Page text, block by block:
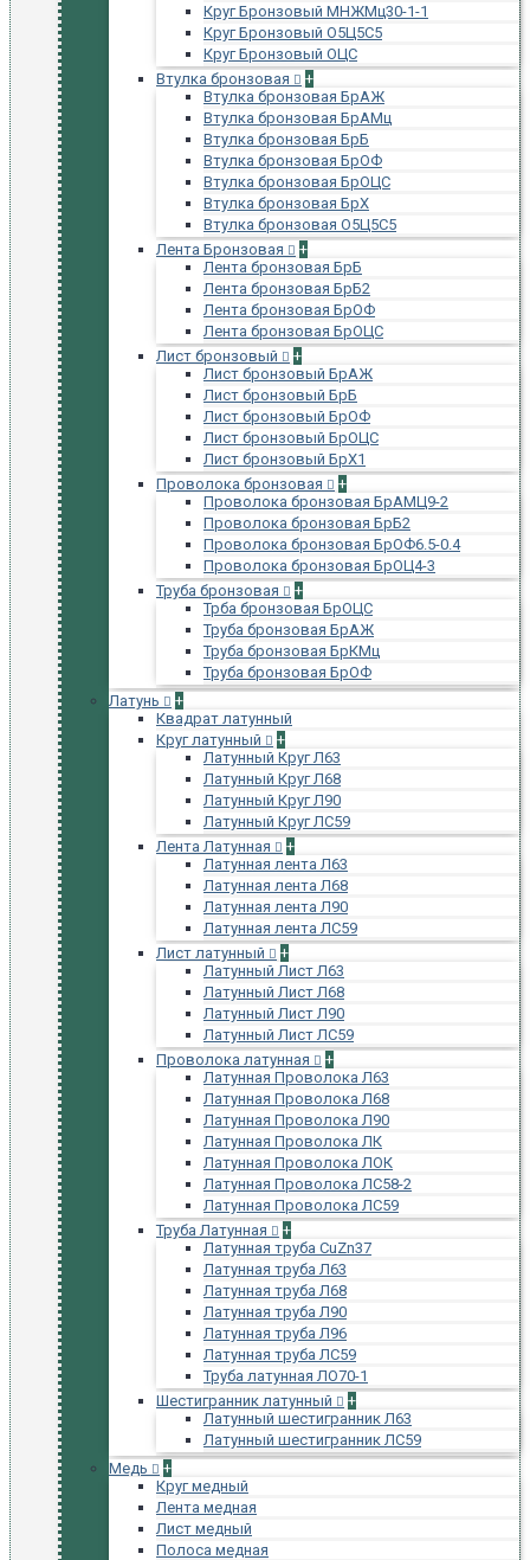
Круг Бронзовый МНЖМц30-1-1
Круг Бронзовый О5Ц5С5
Круг Бронзовый ОЦС
Втулка бронзовая
+
Втулка бронзовая БрАЖ
Втулка бронзовая БрАМц
Втулка бронзовая БрБ
Втулка бронзовая БрОФ
Втулка бронзовая БрОЦС
Втулка бронзовая БрХ
Втулка бронзовая О5Ц5С5
Лента Бронзовая
+
Лента бронзовая БрБ
Лента бронзовая БрБ2
Лента бронзовая БрОФ
Лента бронзовая БрОЦС
Лист бронзовый
+
Лист бронзовый БрАЖ
Лист бронзовый БрБ
Лист бронзовый БрОФ
Лист бронзовый БрОЦС
Лист бронзовый БрХ1
Проволока бронзовая
+
Проволока бронзовая БрАМЦ9-2
Проволока бронзовая БрБ2
Проволока бронзовая БрОФ6.5-0.4
Проволока бронзовая БрОЦ4-3
Труба бронзовая
+
Трба бронзовая БрОЦС
Труба бронзовая БрАЖ
Труба бронзовая БрКМц
Труба бронзовая БрОФ
Латунь
+
Квадрат латунный
Круг латунный
+
Латунный Круг Л63
Латунный Круг Л68
Латунный Круг Л90
Латунный Круг ЛС59
Лента Латунная
+
Латунная лента Л63
Латунная лента Л68
Латунная лента Л90
Латунная лента ЛС59
Лист латунный
+
Латунный Лист Л63
Латунный Лист Л68
Латунный Лист Л90
Латунный Лист ЛС59
Проволока латунная
+
Латунная Проволока Л63
Латунная Проволока Л68
Латунная Проволока Л90
Латунная Проволока ЛК
Латунная Проволока ЛОК
Латунная Проволока ЛС58-2
Латунная Проволока ЛС59
Труба Латунная
+
Латунная труба CuZn37
Латунная труба Л63
Латунная труба Л68
Латунная труба Л90
Латунная труба Л96
Латунная труба ЛС59
Труба латунная ЛО70-1
Шестигранник латунный
+
Латунный шестигранник Л63
Латунный шестигранник ЛС59
Медь
+
Круг медный
Лента медная
Лист медный
Полоса медная